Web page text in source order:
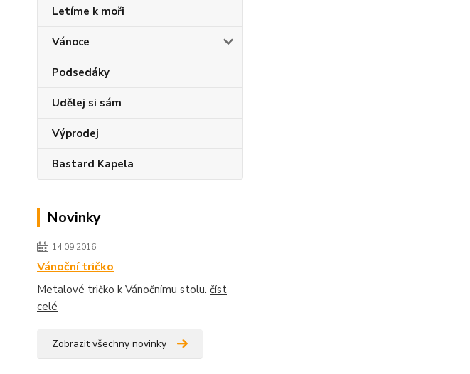
Letíme k moři
Vánoce
Podsedáky
Udělej si sám
Výprodej
Bastard Kapela
Novinky
14.09.2016
Vánoční tričko
Metalové tričko k Vánočnímu stolu. číst
celé
Zobrazit všechny novinky